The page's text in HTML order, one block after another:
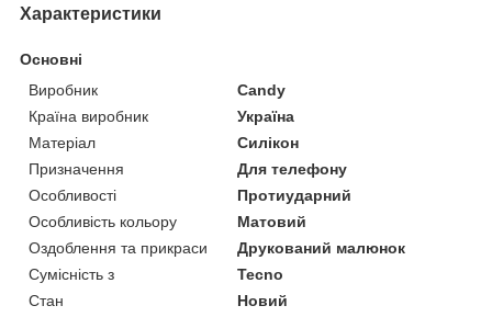
Характеристики
Основні
Виробник
Candy
Країна виробник
Україна
Матеріал
Силікон
Призначення
Для телефону
Особливості
Протиударний
Особливість кольору
Матовий
Оздоблення та прикраси
Друкований малюнок
Сумісність з
Tecno
Стан
Новий